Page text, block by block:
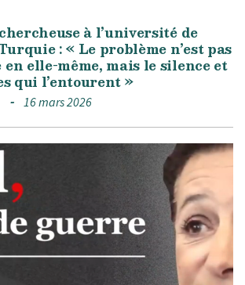
à l’université de
: « Le problème n’est pas
en elle-même, mais le silence et
qui l’entourent »
16 mars 2026